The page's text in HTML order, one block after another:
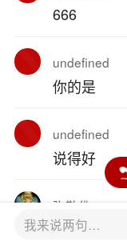
666
undefined
你的是
undefined
说得好
弥勒佛
8
我来说两句…